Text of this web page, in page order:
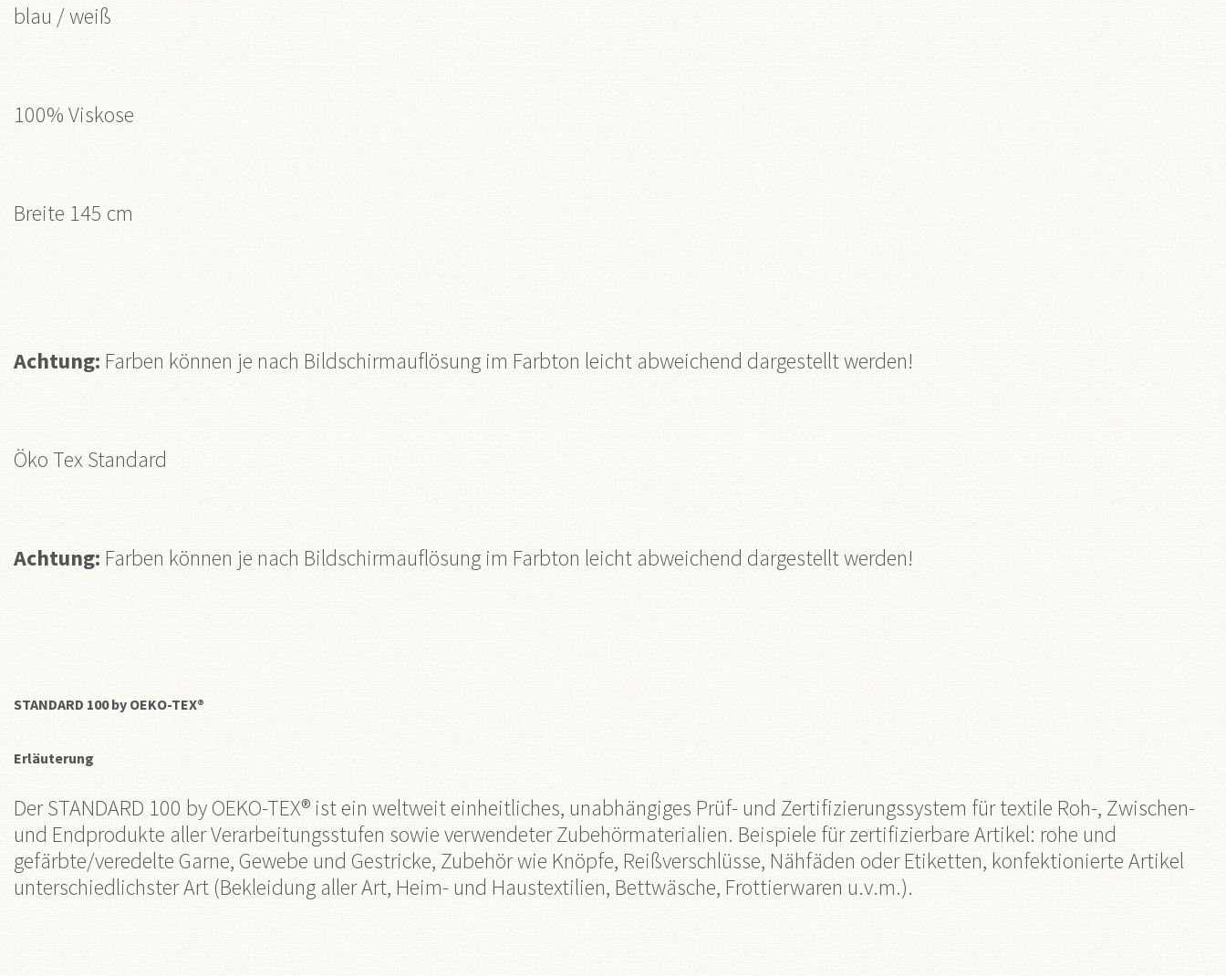
blau / weiß
100% Viskose
Breite 145 cm
Achtung: Farben können je nach Bildschirmauflösung im Farbton leicht abweichend dargestellt werden!
Öko Tex Standard
Achtung: Farben können je nach Bildschirmauflösung im Farbton leicht abweichend dargestellt werden!
STANDARD 100 by OEKO-TEX®
Erläuterung
Der STANDARD 100 by OEKO-TEX® ist ein weltweit einheitliches, unabhängiges Prüf- und Zertifizierungssystem für textile Roh-, Zwischen-
und Endprodukte aller Verarbeitungsstufen sowie verwendeter Zubehörmaterialien. Beispiele für zertifizierbare Artikel: rohe und
gefärbte/veredelte Garne, Gewebe und Gestricke, Zubehör wie Knöpfe, Reißverschlüsse, Nähfäden oder Etiketten, konfektionierte Artikel
unterschiedlichster Art (Bekleidung aller Art, Heim- und Haustextilien, Bettwäsche, Frottierwaren u.v.m.).